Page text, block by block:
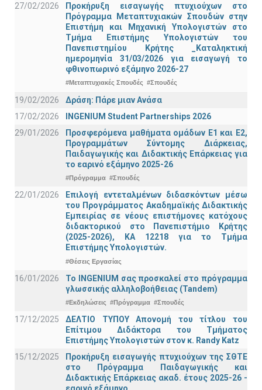
27/02/2026
Προκήρυξη εισαγωγής πτυχιούχων στo
Πρόγραμμα Μεταπτυχιακών Σπουδών στην
Επιστήμη και Μηχανική Υπολογιστών στο
Τμήμα Eπιστήμης Υπολογιστών του
Πανεπιστημίου Κρήτης _Καταληκτική
ημερομηνία 31/03/2026 για εισαγωγή το
φθινοπωρινό εξάμηνο 2026-27
#Μεταπτυχιακές Σπουδές #Σπουδές
19/02/2026
Δράση: Πάρε μιαν Ανάσα
17/02/2026
INGENIUM Student Partnerships 2026
29/01/2026
Προσφερόμενα μαθήματα ομάδων Ε1 και Ε2,
Προγραμμάτων Σύντομης Διάρκειας,
Παιδαγωγικής και Διδακτικής Επάρκειας για
το εαρινό εξάμηνο 2025-26
#Πρόγραμμα #Σπουδές
22/01/2026
Επιλογή εντεταλμένων διδασκόντων μέσω
του Προγράμματος Ακαδημαϊκής Διδακτικής
Εμπειρίας σε νέους επιστήμονες κατόχους
διδακτορικού στο Πανεπιστήμιο Κρήτης
(2025-2026), ΚΑ 12218 για το Τμήμα
Επιστήμης Υπολογιστών.
#Θέσεις Εργασίας
16/01/2026
Το INGENIUM σας προσκαλεί στο πρόγραμμα
γλωσσικής αλληλοβοήθειας (Tandem)
#Εκδηλώσεις #Πρόγραμμα #Σπουδές
17/12/2025
ΔΕΛΤΙΟ ΤΥΠΟΥ Απονομή του τίτλου του
Επίτιμου Διδάκτορα του Τμήματος
Επιστήμης Υπολογιστών στον κ. Randy Katz
15/12/2025
Προκήρυξη εισαγωγής πτυχιούχων της ΣΘΤΕ
στο Πρόγραμμα Παιδαγωγικής και
Διδακτικής Επάρκειας ακαδ. έτους 2025-26 -